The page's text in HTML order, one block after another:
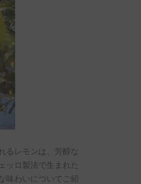
るレモンは、芳醇な
ッロ製法で生まれた
味わいについてご紹